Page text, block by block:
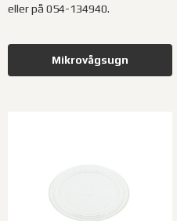
eller på 054-134940.
Mikrovågsugn